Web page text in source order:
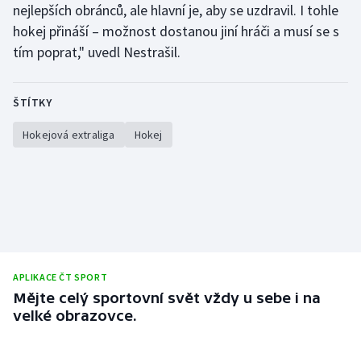
nejlepších obránců, ale hlavní je, aby se uzdravil. I tohle
hokej přináší – možnost dostanou jiní hráči a musí se s
tím poprat," uvedl Nestrašil.
ŠTÍTKY
Hokejová extraliga Hokej
APLIKACE ČT SPORT
Mějte celý sportovní svět vždy u sebe i na
velké obrazovce.